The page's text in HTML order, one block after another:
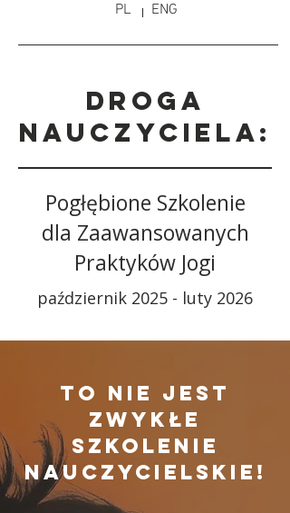
PL ENG
Droga
Nauczyciela:
Pogłębione Szkolenie
dla Zaawansowanych
Praktyków Jogi
październik 2025 - luty 2026
To nie jest
zwykłe
szkolenie
nauczycielskie!